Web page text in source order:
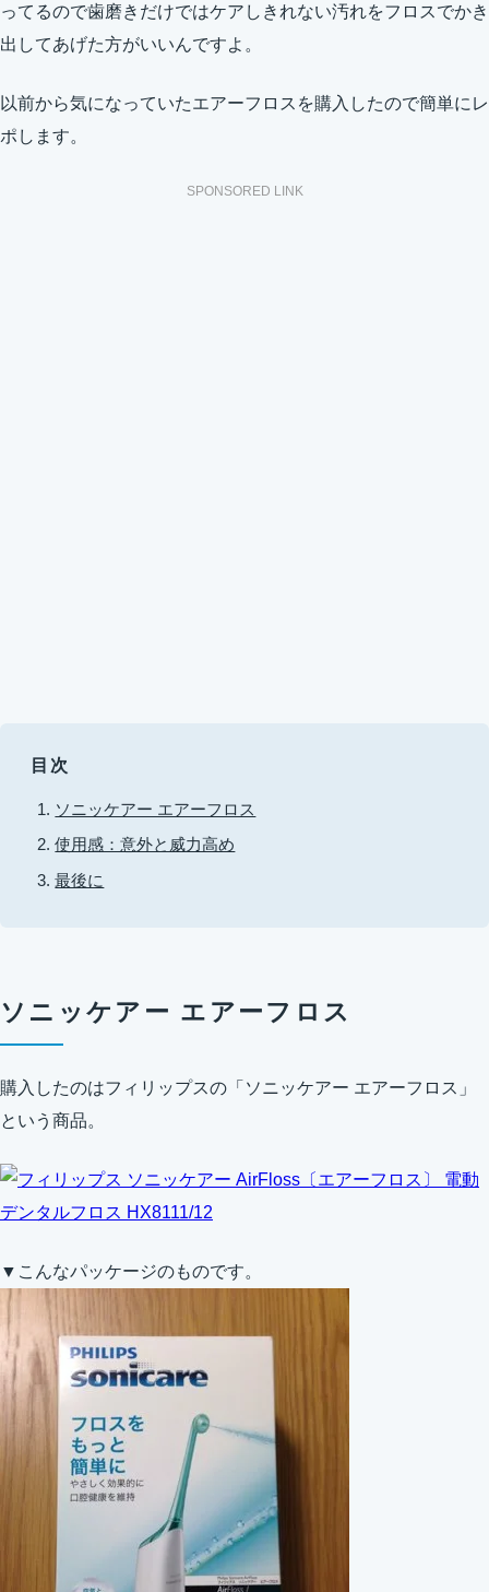
ってるので歯磨きだけではケアしきれない汚れをフロスでかき
出してあげた方がいいんですよ。
以前から気になっていたエアーフロスを購入したので簡単にレ
ポします。
SPONSORED LINK
目次
ソニッケアー エアーフロス
使用感：意外と威力高め
最後に
ソニッケアー エアーフロス
購入したのはフィリップスの「ソニッケアー エアーフロス」
という商品。
フィリップス ソニッケアー AirFloss〔エアーフロス〕 電動
デンタルフロス HX8111/12
▼こんなパッケージのものです。